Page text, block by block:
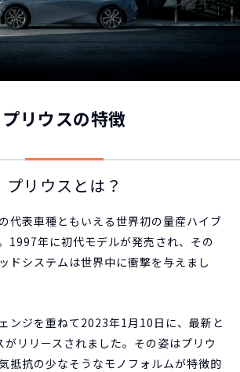
プリウスの特徴
プリウスとは？
代表車種ともいえる世界初の量産ハイブ
1997年に初代モデルが発売され、その
ドシステムは世界中に衝撃を与えまし
ンジを重ねて2023年1月10日に、最新と
リリースされました。その姿はプリウ
抵抗の少なそうなモノフォルムが特徴的